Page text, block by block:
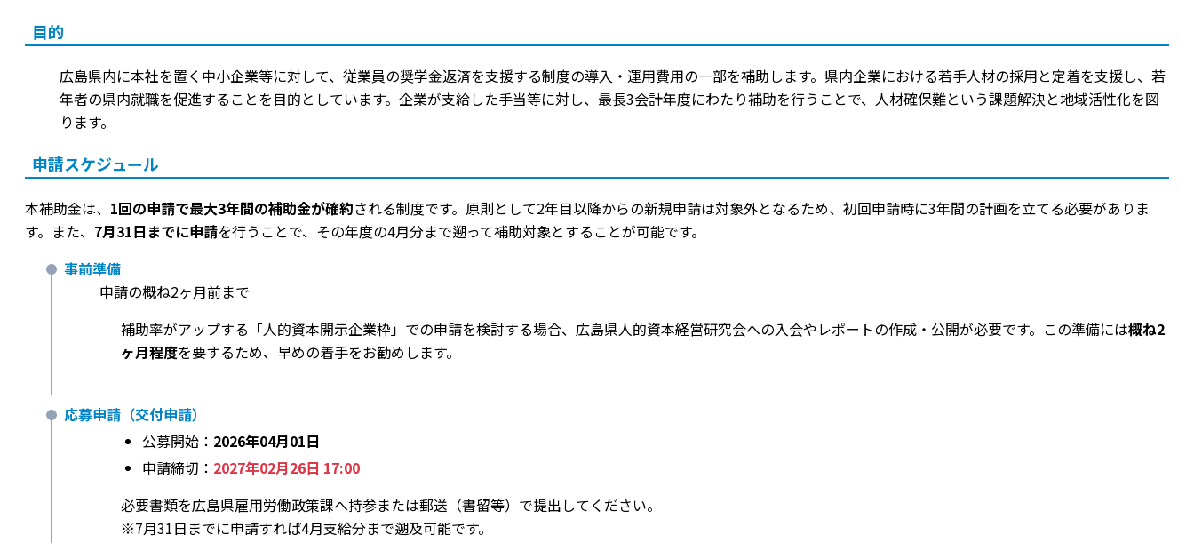
目的
広島県内に本社を置く中小企業等に対して、従業員の奨学金返済を支援する制度の導入・運用費用の一部を補助します。県内企業における若手人材の採用と定着を支援し、若
年者の県内就職を促進することを目的としています。企業が支給した手当等に対し、最長3会計年度にわたり補助を行うことで、人材確保難という課題解決と地域活性化を図
ります。
申請スケジュール
本補助金は、 1回の申請で最大3年間の補助金が確約される制度です。原則として2年目以降からの新規申請は対象外となるため、初回申請時に3年間の計画を立てる必要がありま
す。また、 7月31日までに申請を行うことで、その年度の4月分まで遡って補助対象とすることが可能です。
事前準備
申請の概ね2ヶ月前まで
補助率がアップする「人的資本開示企業枠」での申請を検討する場合、広島県人的資本経営研究会への入会やレポートの作成・公開が必要です。この準備には概ね2
ヶ月程度を要するため、早めの着手をお勧めします。
応募申請（交付申請）
公募開始： 2026年04月01日
申請締切： 2027年02月26日 17:00
必要書類を広島県雇用労働政策課へ持参または郵送（書留等）で提出してください。
※7月31日までに申請すれば4月支給分まで遡及可能です。